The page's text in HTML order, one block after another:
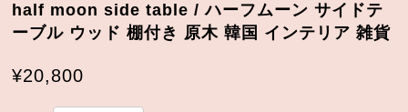
half moon side table / ハーフムーン サイドテ
ーブル ウッド 棚付き 原木 韓国 インテリア 雑貨
¥20,800